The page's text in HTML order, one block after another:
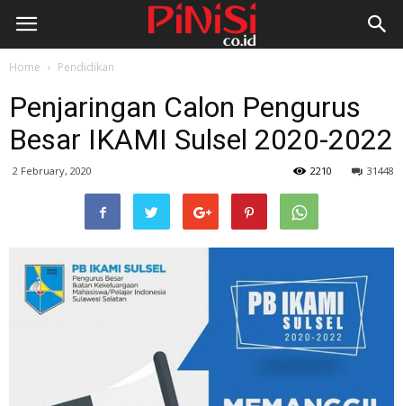
Home Pendidikan
Penjaringan Calon Pengurus
Besar IKAMI Sulsel 2020-2022
2 February, 2020 31448
2210